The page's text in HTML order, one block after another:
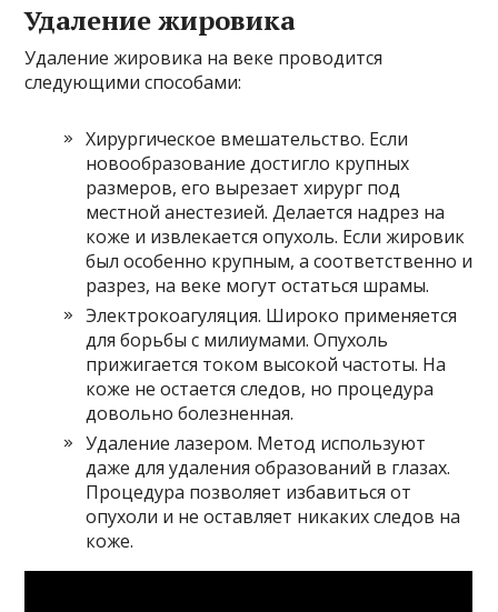
Удаление жировика
Удаление жировика на веке проводится
следующими способами:
Хирургическое вмешательство. Если
новообразование достигло крупных
размеров, его вырезает хирург под
местной анестезией. Делается надрез на
коже и извлекается опухоль. Если жировик
был особенно крупным, а соответственно и
разрез, на веке могут остаться шрамы.
Электрокоагуляция. Широко применяется
для борьбы с милиумами. Опухоль
прижигается током высокой частоты. На
коже не остается следов, но процедура
довольно болезненная.
Удаление лазером. Метод используют
даже для удаления образований в глазах.
Процедура позволяет избавиться от
опухоли и не оставляет никаких следов на
коже.